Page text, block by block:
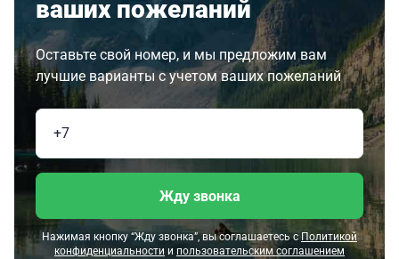
ваших пожеланий
Оставьте свой номер, и мы предложим вам
лучшие варианты с учетом ваших пожеланий
Жду звонка
Нажимая кнопку “Жду звонка”, вы соглашаетесь с Политикой
конфиденциальности и пользовательским соглашением